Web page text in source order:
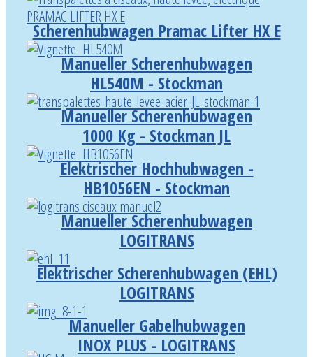
Scherenhubwagen Pramac Lifter HX E
Manueller Scherenhubwagen
HL540M - Stockman
Manueller Scherenhubwagen
1000 Kg - Stockman JL
Elektrischer Hochhubwagen -
HB1056EN - Stockman
Manueller Scherenhubwagen
LOGITRANS
Elektrischer Scherenhubwagen (EHL)
LOGITRANS
Manueller Gabelhubwagen
INOX PLUS - LOGITRANS